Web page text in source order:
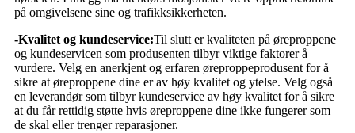
på omgivelsene sine og trafikksikkerheten.
-Kvalitet og kundeservice:Til slutt er kvaliteten på øreproppene
og kundeservicen som produsenten tilbyr viktige faktorer å
vurdere. Velg en anerkjent og erfaren øreproppeprodusent for å
sikre at øreproppene dine er av høy kvalitet og ytelse. Velg også
en leverandør som tilbyr kundeservice av høy kvalitet for å sikre
at du får rettidig støtte hvis øreproppene dine ikke fungerer som
de skal eller trenger reparasjoner.